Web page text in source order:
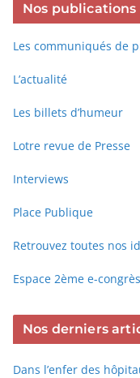
Nos publications
Les communiqués de
L’actualité
Les billets d’humeur
Lotre revue de Presse
Interviews
Place Publique
Retrouvez toutes nos
Espace 2ème e-congrès
Nos derniers
Dans l’enfer des